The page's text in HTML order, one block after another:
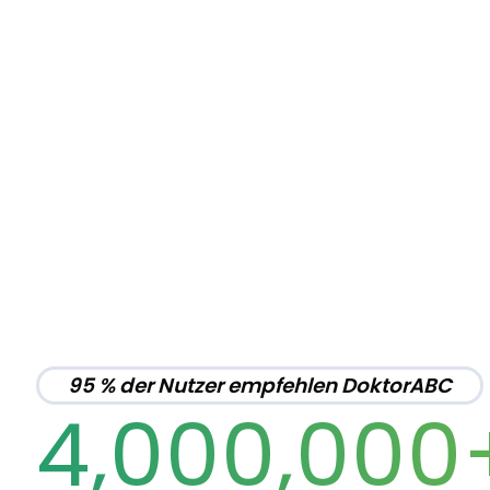
95 % der Nutzer empfehlen DoktorABC